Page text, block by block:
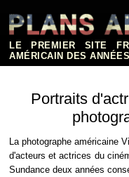
contenu
LE PREMIER SITE
AMÉRICAIN DES
Portraits
La photographe américaine
d'acteurs et actrices du
Sundance deux années